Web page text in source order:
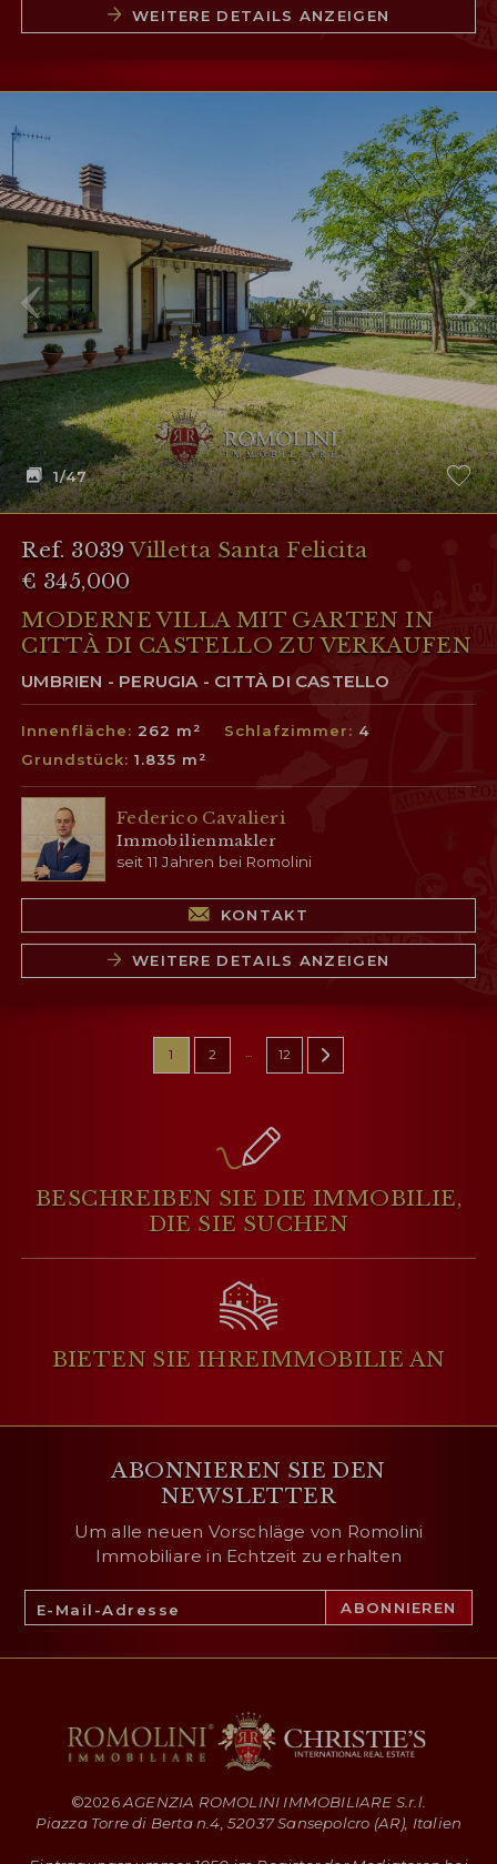
WEITERE DETAILS ANZEIGEN
1/47
Ref. 3039Villetta Santa Felicita
€ 345,000
MODERNE VILLA MIT GARTEN IN
CITTÀ DI CASTELLO ZU VERKAUFEN
UMBRIEN - PERUGIA - CITTÀ DI CASTELLO
Innenfläche: 262 m² Schlafzimmer: 4
Grundstück:1.835 m²
Federico Cavalieri
Immobilienmakler
seit 11 Jahren bei Romolini
KONTAKT
WEITERE DETAILS ANZEIGEN
1 2 ... 12
BESCHREIBEN SIE DIE IMMOBILIE,
DIE SIE SUCHEN
BIETEN SIE IHREIMMOBILIE AN
ABONNIEREN SIE DEN
NEWSLETTER
Um alle neuen Vorschläge von Romolini
Immobiliare in Echtzeit zu erhalten
©2026AGENZIA ROMOLINI IMMOBILIARE S.r.l.
Piazza Torre di Berta n.4, 52037 Sansepolcro (AR), Italien